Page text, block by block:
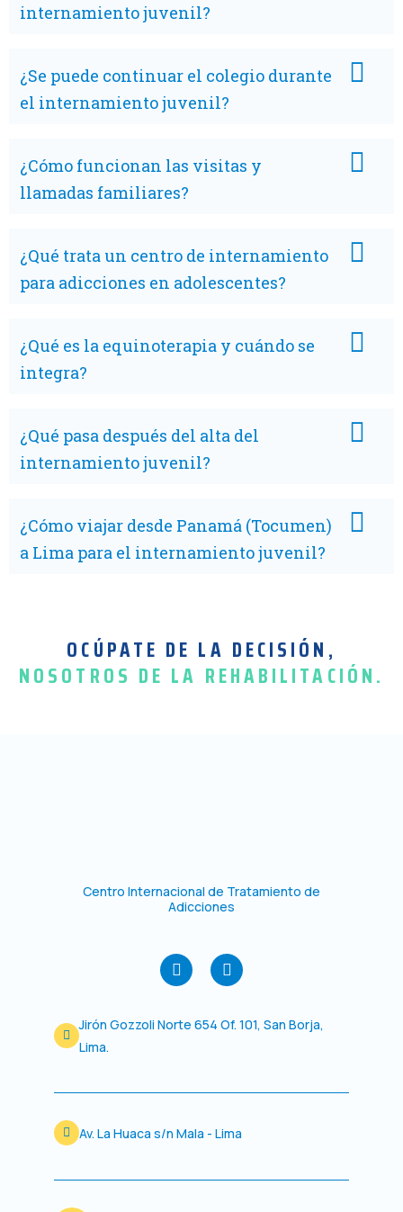
internamiento juvenil?
¿Se puede continuar el colegio durante
el internamiento juvenil?
¿Cómo funcionan las visitas y
llamadas familiares?
¿Qué trata un centro de internamiento
para adicciones en adolescentes?
¿Qué es la equinoterapia y cuándo se
integra?
¿Qué pasa después del alta del
internamiento juvenil?
¿Cómo viajar desde Panamá (Tocumen)
a Lima para el internamiento juvenil?
OCÚPATE DE LA DECISIÓN,
NOSOTROS DE LA REHABILITACIÓN.
Centro Internacional de Tratamiento de
Adicciones
F
a
b
I
n
a
m
Jirón Gozzoli Norte 654 Of. 101, San Borja,
Lima.
Av. La Huaca s/n Mala - Lima